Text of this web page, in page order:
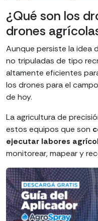
¿Qué son los
drones
Aunque persiste la idea
no tripuladas de tipo
altamente eficientes
los drones para el
de hoy.
La agricultura de
estos equipos que son
ejecutar labores
monitorear, mapear y